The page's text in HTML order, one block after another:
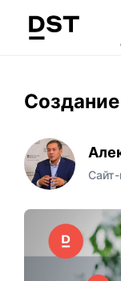
Сайт-